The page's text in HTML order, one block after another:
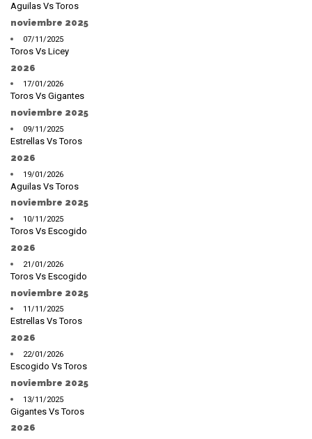
Aguilas Vs Toros
noviembre 2025
07/11/2025
Toros Vs Licey
2026
17/01/2026
Toros Vs Gigantes
noviembre 2025
09/11/2025
Estrellas Vs Toros
2026
19/01/2026
Aguilas Vs Toros
noviembre 2025
10/11/2025
Toros Vs Escogido
2026
21/01/2026
Toros Vs Escogido
noviembre 2025
11/11/2025
Estrellas Vs Toros
2026
22/01/2026
Escogido Vs Toros
noviembre 2025
13/11/2025
Gigantes Vs Toros
2026